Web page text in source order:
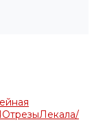
ОтрезыЛекала/